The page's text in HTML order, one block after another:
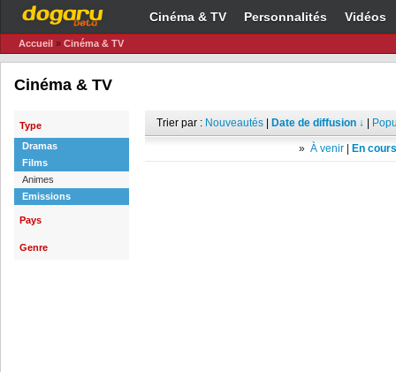
Cinéma & TV Personnalités Vidéos
Accueil » Cinéma & TV
Cinéma & TV
Type
Dramas
Films
Animes
Emissions
Pays
Genre
Trier par : Nouveautés Date de diffusion ↓
» À venir En